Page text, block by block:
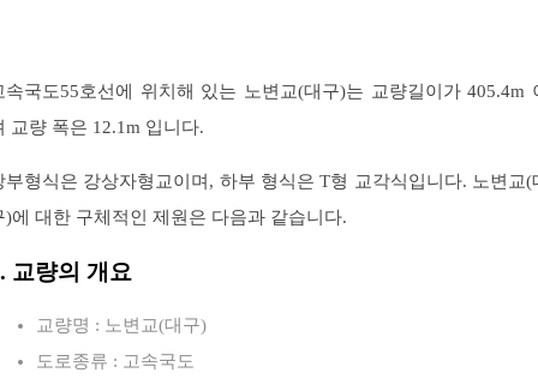
속국도55호선에 위치해 있는 노변교(대구)는 교량길이가 405.4m
교량 폭은 12.1m 입니다.
부형식은 강상자형교이며, 하부 형식은 T형 교각식입니다. 노변교(
)에 대한 구체적인 제원은 다음과 같습니다.
교량의 개요
교량명 : 노변교(대구)
도로종류 : 고속국도